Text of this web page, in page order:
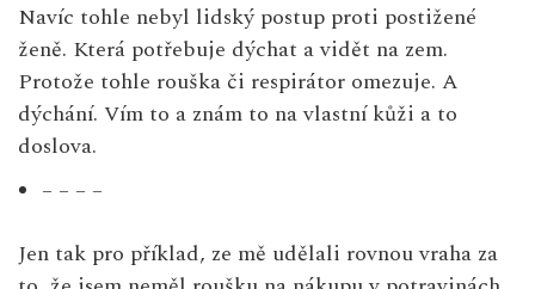
Navíc tohle nebyl lidský postup proti postižené
ženě. Která potřebuje dýchat a vidět na zem.
Protože tohle rouška či respirátor omezuje. A
dýchání. Vím to a znám to na vlastní kůži a to
doslova.
– – – –
Jen tak pro příklad, ze mě udělali rovnou vraha za